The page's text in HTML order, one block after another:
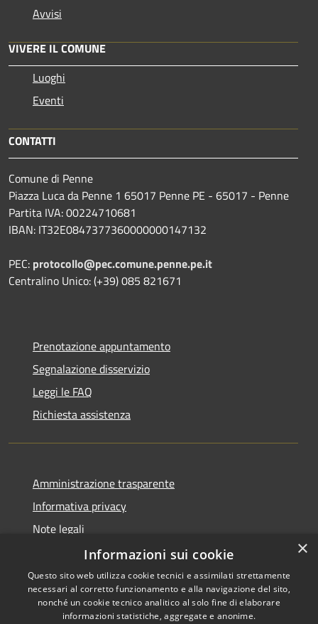
Avvisi
VIVERE IL COMUNE
Luoghi
Eventi
CONTATTI
Comune di Penne
Piazza Luca da Penne 1 65017 Penne PE - 65017 - Penne
Partita IVA: 00224710681
IBAN: IT32E0847377360000000147132
PEC: protocollo@pec.comune.penne.pe.it
Centralino Unico: (+39) 085 821671
Prenotazione appuntamento
Segnalazione disservizio
Leggi le FAQ
Richiesta assistenza
Amministrazione trasparente
Informativa privacy
Note legali
Dichiarazione di accessibilità
×
Informazioni sui cookie
Questo sito web utilizza cookie tecnici e assimilati strettamente
necessari al corretto funzionamento e alla navigazione del sito,
nonché un cookie tecnico analitico al solo fine di elaborare
informazioni statistiche, aggregate e anonime.